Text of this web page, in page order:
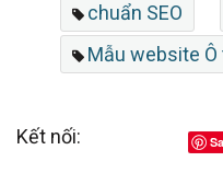
chuẩn SEO
Mẫu website Ô
Kết nối: